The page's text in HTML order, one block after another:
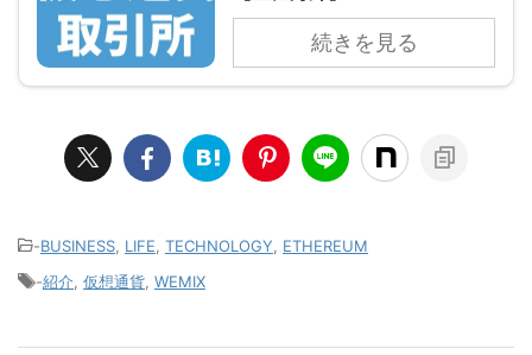
続きを見る
-BUSINESS, LIFE, TECHNOLOGY, ETHEREUM
-紹介, 仮想通貨, WEMIX